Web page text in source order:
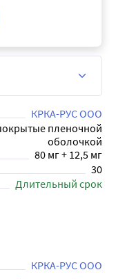
КРКА-РУС ООО
пленочной
оболочкой
80 мг + 12,5 мг
30
Длительный срок
КРКА-РУС ООО